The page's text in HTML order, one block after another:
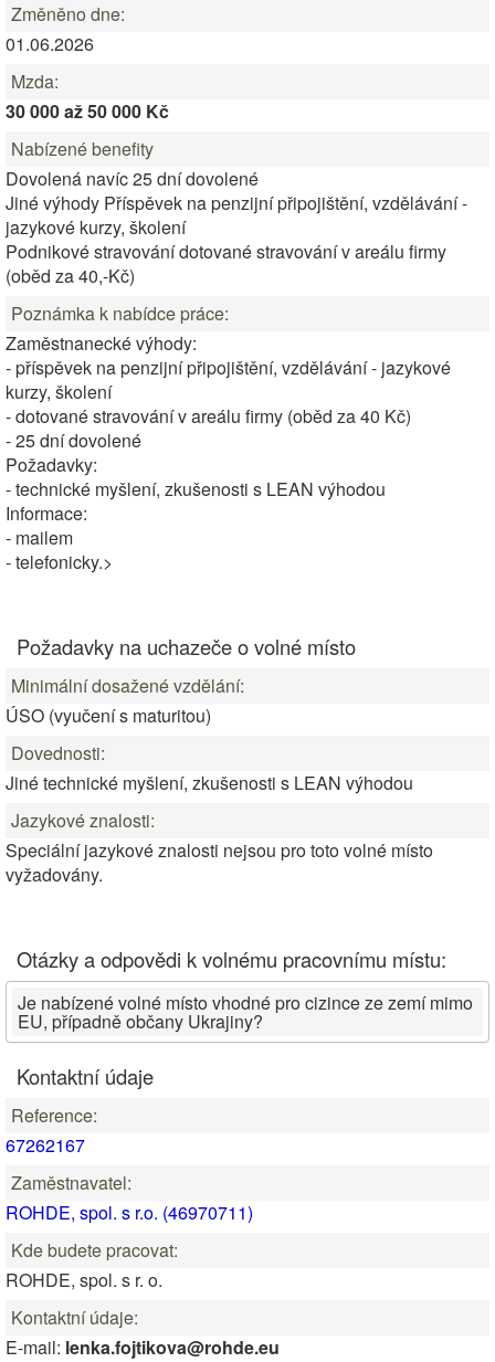
Změněno dne:
01.06.2026
Mzda:
30 000 až 50 000 Kč
Nabízené benefity
Dovolená navíc 25 dní dovolené
Jiné výhody Příspěvek na penzijní připojištění, vzdělávání -
jazykové kurzy, školení
Podnikové stravování dotované stravování v areálu firmy
(oběd za 40,-Kč)
Poznámka k nabídce práce:
Zaměstnanecké výhody:
- příspěvek na penzijní připojištění, vzdělávání - jazykové
kurzy, školení
- dotované stravování v areálu firmy (oběd za 40 Kč)
- 25 dní dovolené
Požadavky:
- technické myšlení, zkušenosti s LEAN výhodou
Informace:
- mailem
- telefonicky.>
Požadavky na uchazeče o volné místo
Minimální dosažené vzdělání:
ÚSO (vyučení s maturitou)
Dovednosti:
Jiné technické myšlení, zkušenosti s LEAN výhodou
Jazykové znalosti:
Speciální jazykové znalosti nejsou pro toto volné místo
vyžadovány.
Otázky a odpovědi k volnému pracovnímu místu:
Je nabízené volné místo vhodné pro cizince ze zemí mimo
EU, případně občany Ukrajiny?
Kontaktní údaje
Reference:
67262167
Zaměstnavatel:
ROHDE, spol. s r.o. (46970711)
Kde budete pracovat:
ROHDE, spol. s r. o.
Kontaktní údaje:
E-mail: lenka.fojtikova@rohde.eu